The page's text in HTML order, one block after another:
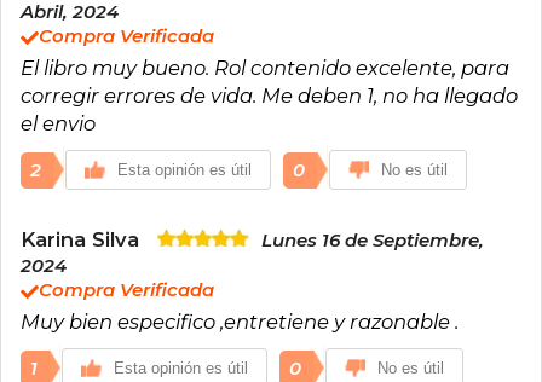
Abril, 2024
Compra Verificada
El libro muy bueno. Rol contenido excelente, para
corregir errores de vida. Me deben 1, no ha llegado
el envio
2 Esta opinión es útil 0 No es útil
Karina Silva
Lunes 16 de Septiembre,
2024
Compra Verificada
Muy bien especifico ,entretiene y razonable .
1 Esta opinión es útil 0 No es útil